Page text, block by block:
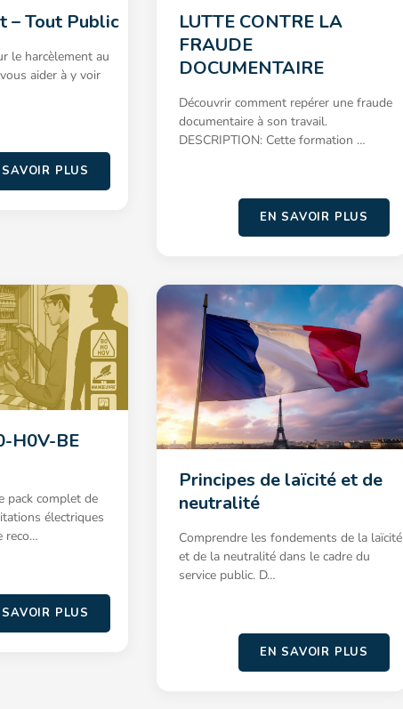
– Tout Public
le harcèlement au
aider à y voir
PLUS
LUTTE CONTRE LA
FRAUDE
DOCUMENTAIRE
Découvrir comment repérer une fraude
documentaire à son travail.
DESCRIPTION: Cette formation …
EN SAVOIR PLUS
H0V-BE
pack complet de
électriques
reco…
PLUS
Principes de laïcité et de
neutralité
Comprendre les fondements de la laïcité
et de la neutralité dans le cadre du
service public. D…
EN SAVOIR PLUS